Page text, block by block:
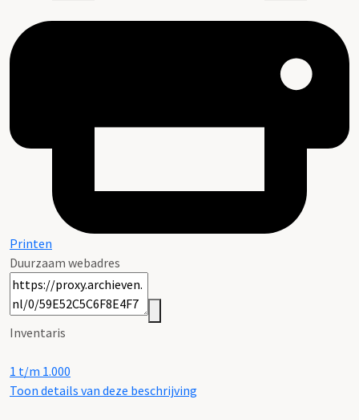
Printen
Duurzaam webadres
Inventaris
1 t/m 1.000
Toon details van deze beschrijving